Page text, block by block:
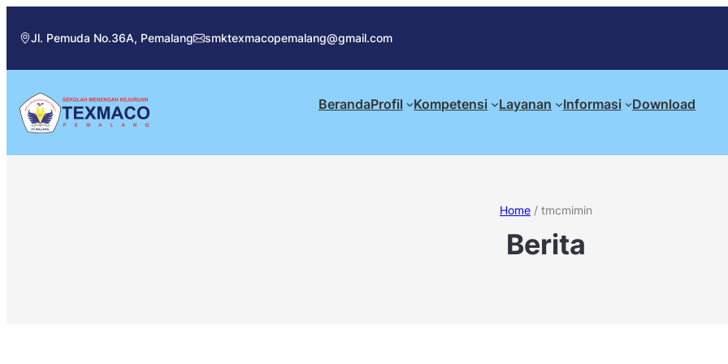
Jl. Pemuda No.36A, Pemalang smktexmacopemalang@gmail.com
BerandaProfil Kompetensi Layanan Informasi Download
Home / tmcmimin
Berita